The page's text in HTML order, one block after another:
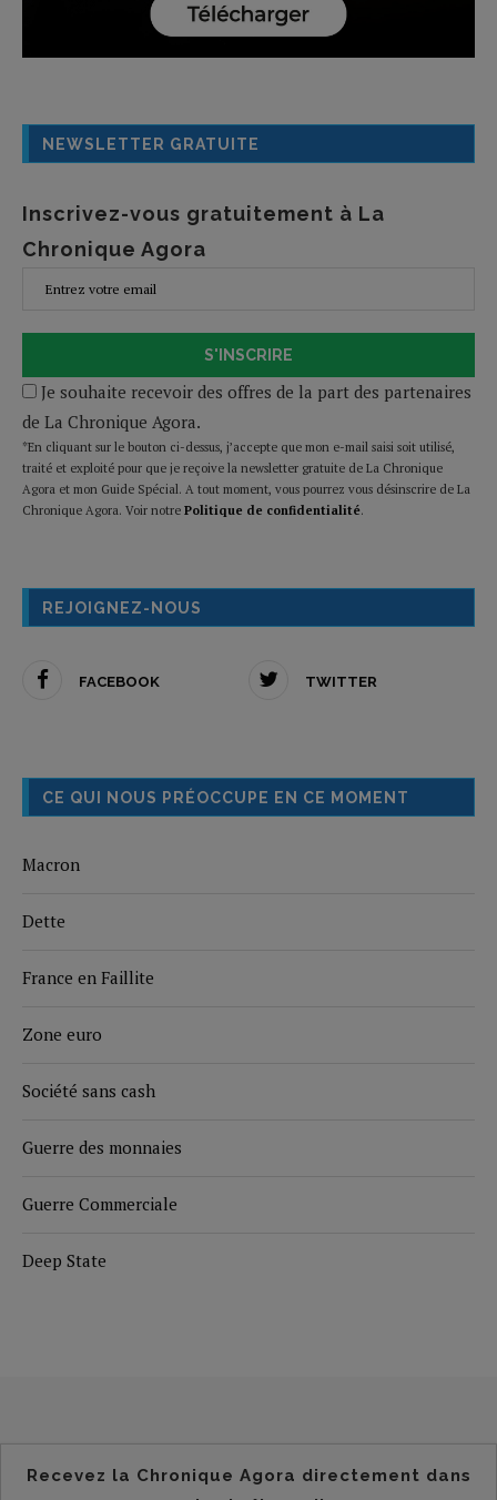
NEWSLETTER GRATUITE
Inscrivez-vous gratuitement à La
Chronique Agora
S'INSCRIRE
Je souhaite recevoir des offres de la part des partenaires
de La Chronique Agora.
*En cliquant sur le bouton ci-dessus, j’accepte que mon e-mail saisi soit utilisé,
traité et exploité pour que je reçoive la newsletter gratuite de La Chronique
Agora et mon Guide Spécial. A tout moment, vous pourrez vous désinscrire de La
Chronique Agora. Voir notre Politique de confidentialité.
REJOIGNEZ-NOUS
FACEBOOK TWITTER
CE QUI NOUS PRÉOCCUPE EN CE MOMENT
Macron
Dette
France en Faillite
Zone euro
Société sans cash
Guerre des monnaies
Guerre Commerciale
Deep State
Recevez la Chronique Agora directement dans